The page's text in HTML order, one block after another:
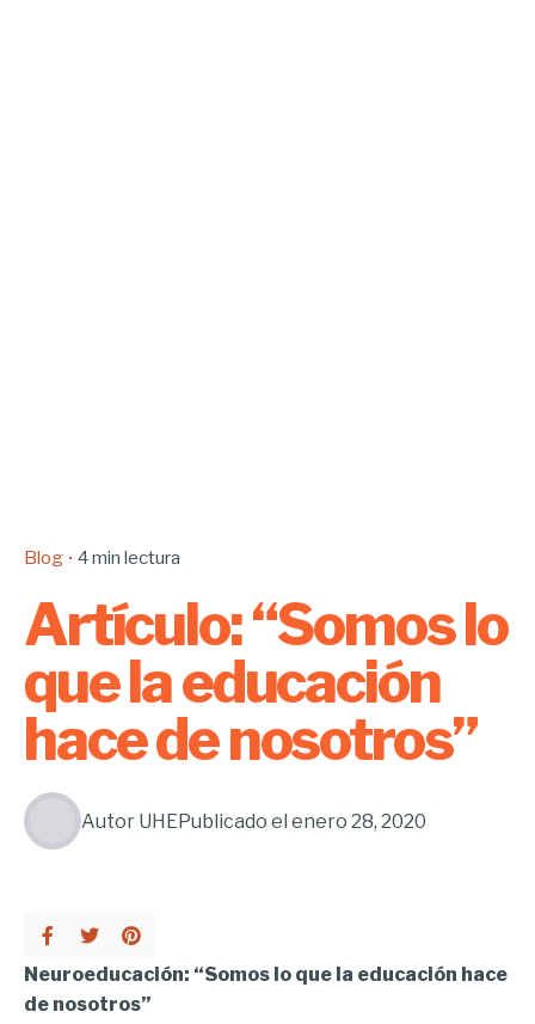
Blog 4 min lectura
Artículo: “Somos lo
que la educación
hace de nosotros”
Autor UHEPublicado el enero 28, 2020
Neuroeducación: “Somos lo que la educación hace
de nosotros”